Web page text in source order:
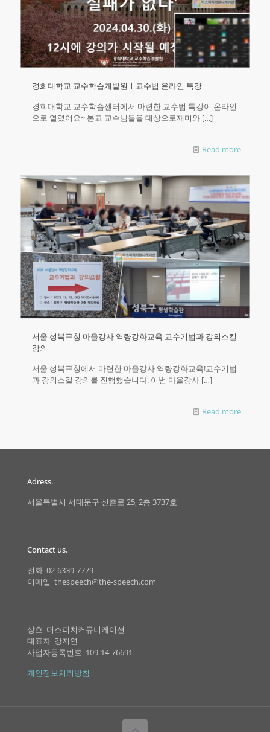
경희대학교 교수학습개발원ㅣ교수법 온라인 특강
경희대학교 교수학습센터에서 마련한 교수법 특강이 온라인
으로 열렸어요~ 본교 교수님들을 대상으로재미와 […]
Read more
서울 성북구청 마을강사 역량강화교육 교수기법과 강의스킬
강의
서울 성북구청에서 마련한 마을강사 역량강화교육!교수기법
과 강의스킬 강의를 진행했습니다.​ 이번 마을강사 […]
Read more
Adress.
서울특별시 서대문구 신촌로 25, 2층 3737호
Contact us.
전화 02-6339-7779
이메일 thespeech@the-speech.com
상호 더스피치커뮤니케이션
대표자 강지연
사업자등록번호 109-14-76691
개인정보처리방침